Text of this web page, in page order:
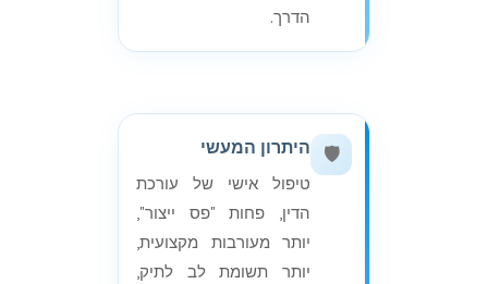
הדרך.
🛡️ היתרון המעשי
טיפול אישי של עורכת
הדין, פחות "פס ייצור",
יותר מעורבות מקצועית,
יותר תשומת לב לתיק,